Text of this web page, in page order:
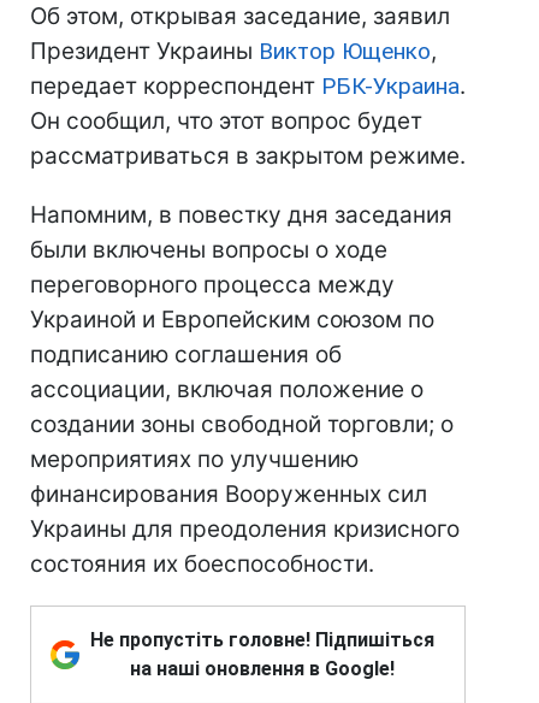
Об этом, открывая заседание, заявил
Президент Украины Виктор Ющенко,
передает корреспондент РБК-Украина.
Он сообщил, что этот вопрос будет
рассматриваться в закрытом режиме.
Напомним, в повестку дня заседания
были включены вопросы о ходе
переговорного процесса между
Украиной и Европейским союзом по
подписанию соглашения об
ассоциации, включая положение о
создании зоны свободной торговли; о
мероприятиях по улучшению
финансирования Вооруженных сил
Украины для преодоления кризисного
состояния их боеспособности.
Не пропустіть головне! Підпишіться
на наші оновлення в Google!